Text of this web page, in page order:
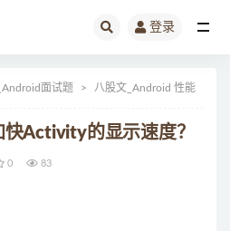
登录
面试题 八股文_Android 性能
Activity的显示速度？
0 83